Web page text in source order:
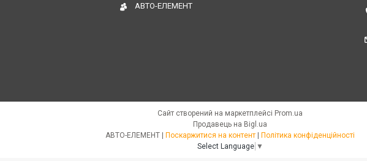
АВТО-ЕЛЕМЕНТ
Сайт створений на маркетплейсі Prom.ua
Продавець на Bigl.ua
АВТО-ЕЛЕМЕНТ | Поскаржитися на контент | Політика конфіденційності
Select Language ▼